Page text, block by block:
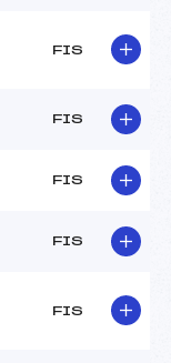
FIS
FIS
FIS
FIS
FIS